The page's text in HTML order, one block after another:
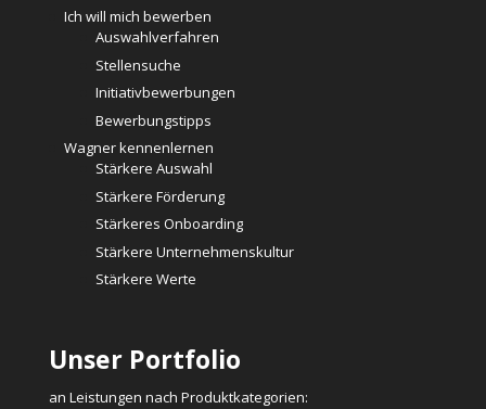
Ich will mich bewerben
Auswahlverfahren
Stellensuche
Initiativbewerbungen
Bewerbungstipps
Wagner kennenlernen
Stärkere Auswahl
Stärkere Förderung
Stärkeres Onboarding
Stärkere Unternehmenskultur
Stärkere Werte
Unser Portfolio
an Leistungen nach Produktkategorien: